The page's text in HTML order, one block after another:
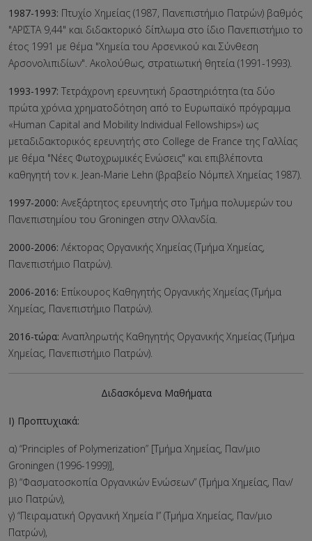
1987-1993: Πτυχίο Χημείας (1987, Πανεπιστήμιο Πατρών) βαθμός
"ΑΡΙΣΤΑ 9,44" και διδακτορικό δίπλωμα στο ίδιο Πανεπιστήμιο το
έτος 1991 με θέμα "Χημεία του Αρσενικού και Σύνθεση
Αρσονολιπιδίων". Ακολούθως, στρατιωτική θητεία (1991-1993).
1993-1997: Τετράχρονη ερευνητική δραστηριότητα (τα δύο
πρώτα χρόνια χρηματοδότηση από το Eυρωπαϊκό πρόγραμμα
«Human Capital and Mobility Individual Fellowships») ως
μεταδιδακτορικός ερευνητής στο College de France της Γαλλίας
με θέμα "Νέες Φωτοχρωμικές Ενώσεις" και επιβλέποντα
καθηγητή τον κ. Jean-Marie Lehn (βραβείο Νόμπελ Χημείας 1987).
1997-2000: Aνεξάρτητος ερευνητής στο Τμήμα πολυμερών του
Πανεπιστημίου του Groningen στην Ολλανδία.
2000-2006: Λέκτορας Οργανικής Χημείας (Τμήμα Χημείας,
Πανεπιστήμιο Πατρών).
2006-2016: Επίκουρος Καθηγητής Οργανικής Χημείας (Τμήμα
Χημείας, Πανεπιστήμιο Πατρών).
2016-τώρα: Αναπληρωτής Καθηγητής Οργανικής Χημείας (Τμήμα
Χημείας, Πανεπιστήμιο Πατρών).
Διδασκόμενα Μαθήματα
Ι) Προπτυχιακά:
α) “Principles of Polymerization” [Τμήμα Χημείας, Παν/μιο
Groningen (1996-1999)],
β) “Φασματοσκοπία Οργανικών Ενώσεων” (Τμήμα Χημείας, Παν/
μιο Πατρών),
γ) “Πειραματική Οργανική Χημεία Ι” (Τμήμα Χημείας, Παν/μιο
Πατρών),